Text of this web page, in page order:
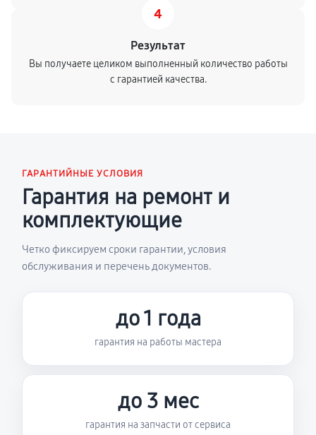
4
Результат
Вы получаете целиком выполненный количество работы
с гарантией качества.
ГАРАНТИЙНЫЕ УСЛОВИЯ
Гарантия на ремонт и
комплектующие
Четко фиксируем сроки гарантии, условия
обслуживания и перечень документов.
до 1 года
гарантия на работы мастера
до 3 мес
гарантия на запчасти от сервиса